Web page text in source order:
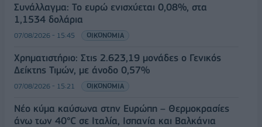
Συνάλλαγμα: Το ευρώ ενισχύεται 0,08%, στα
1,1534 δολάρια
07/08/2026 - 15:45 ΟΙΚΟΝΟΜΙΑ
Χρηματιστήριο: Στις 2.623,19 μονάδες ο Γενικός
Δείκτης Τιμών, με άνοδο 0,57%
07/08/2026 - 15:21 ΟΙΚΟΝΟΜΙΑ
Νέο κύμα καύσωνα στην Ευρώπη – Θερμοκρασίες
άνω των 40°C σε Ιταλία, Ισπανία και Βαλκάνια